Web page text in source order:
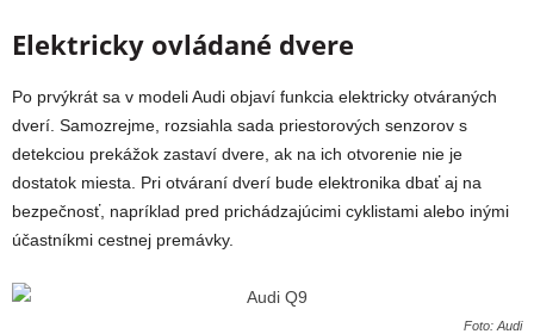
Elektricky ovládané dvere
Po prvýkrát sa v modeli Audi objaví funkcia elektricky otváraných
dverí. Samozrejme, rozsiahla sada priestorových senzorov s
detekciou prekážok zastaví dvere, ak na ich otvorenie nie je
dostatok miesta. Pri otváraní dverí bude elektronika dbať aj na
bezpečnosť, napríklad pred prichádzajúcimi cyklistami alebo inými
účastníkmi cestnej premávky.
Foto: Audi